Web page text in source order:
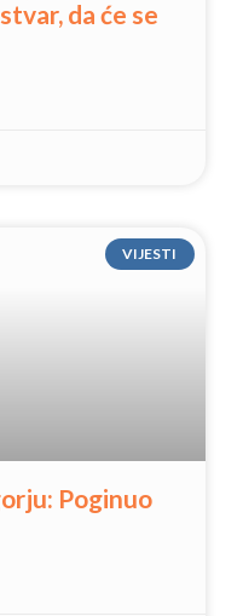
da će se
VIJESTI
Poginuo